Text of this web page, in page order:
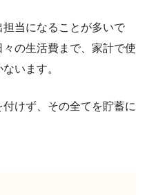
当になることが多いで
の生活費まで、家計で使
います。
けず、その全てを貯蓄に